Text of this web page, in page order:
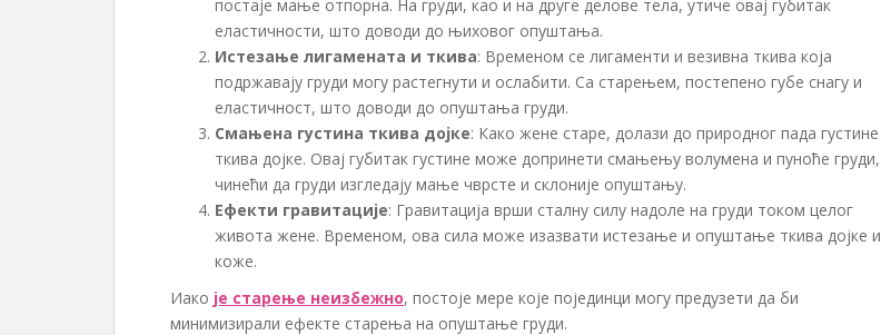
постаје мање отпорна. На груди, као и на друге делове тела, утиче овај губитак
еластичности, што доводи до њиховог опуштања.
Истезање лигамената и ткива: Временом се лигаменти и везивна ткива која
подржавају груди могу растегнути и ослабити. Са старењем, постепено губе снагу и
еластичност, што доводи до опуштања груди.
Смањена густина ткива дојке: Како жене старе, долази до природног пада густине
ткива дојке. Овај губитак густине може допринети смањењу волумена и пуноће груди,
чинећи да груди изгледају мање чврсте и склоније опуштању.
Ефекти гравитације: Гравитација врши сталну силу надоле на груди током целог
живота жене. Временом, ова сила може изазвати истезање и опуштање ткива дојке и
коже.
Иако је старење неизбежно, постоје мере које појединци могу предузети да би
минимизирали ефекте старења на опуштање груди.